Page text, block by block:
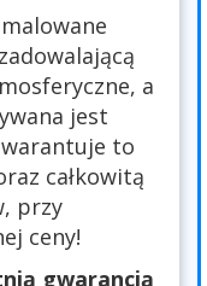
a
jest
to
całkowitą
przy
ceny!
gwarancją